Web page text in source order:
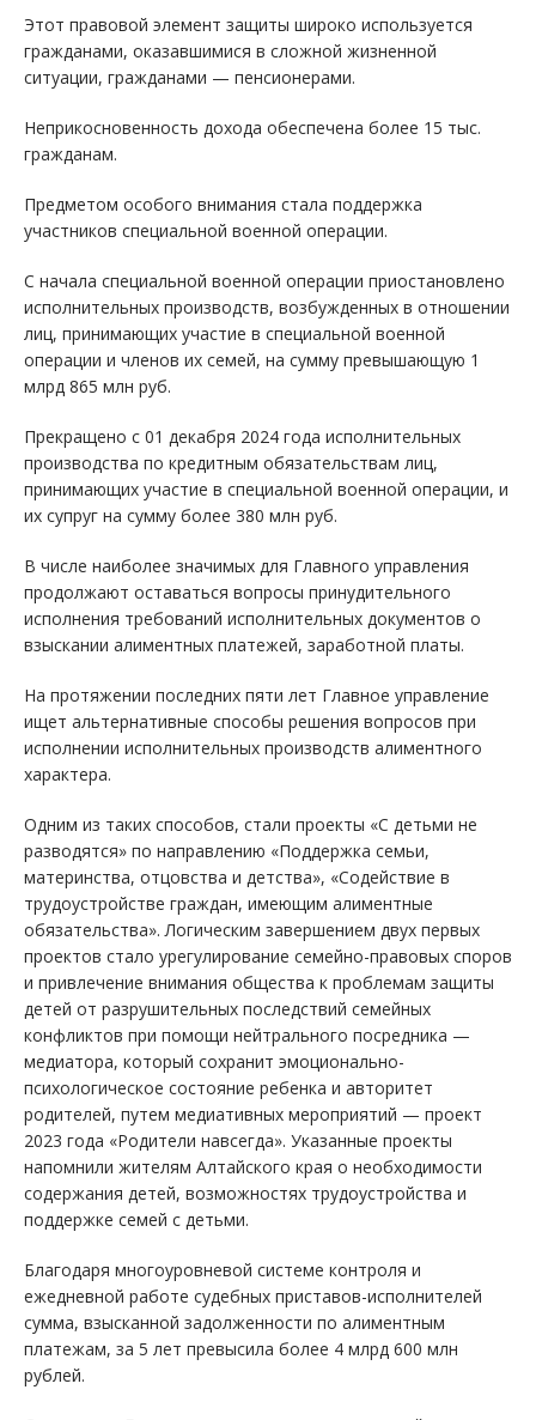
Этот правовой элемент защиты широко используется
гражданами, оказавшимися в сложной жизненной
ситуации, гражданами — пенсионерами.
Неприкосновенность дохода обеспечена более 15 тыс.
гражданам.
Предметом особого внимания стала поддержка
участников специальной военной операции.
С начала специальной военной операции приостановлено
исполнительных производств, возбужденных в отношении
лиц, принимающих участие в специальной военной
операции и членов их семей, на сумму превышающую 1
млрд 865 млн руб.
Прекращено с 01 декабря 2024 года исполнительных
производства по кредитным обязательствам лиц,
принимающих участие в специальной военной операции, и
их супруг на сумму более 380 млн руб.
В числе наиболее значимых для Главного управления
продолжают оставаться вопросы принудительного
исполнения требований исполнительных документов о
взыскании алиментных платежей, заработной платы.
На протяжении последних пяти лет Главное управление
ищет альтернативные способы решения вопросов при
исполнении исполнительных производств алиментного
характера.
Одним из таких способов, стали проекты «С детьми не
разводятся» по направлению «Поддержка семьи,
материнства, отцовства и детства», «Содействие в
трудоустройстве граждан, имеющим алиментные
обязательства». Логическим завершением двух первых
проектов стало урегулирование семейно-правовых споров
и привлечение внимания общества к проблемам защиты
детей от разрушительных последствий семейных
конфликтов при помощи нейтрального посредника —
медиатора, который сохранит эмоционально-
психологическое состояние ребенка и авторитет
родителей, путем медиативных мероприятий — проект
2023 года «Родители навсегда». Указанные проекты
напомнили жителям Алтайского края о необходимости
содержания детей, возможностях трудоустройства и
поддержке семей с детьми.
Благодаря многоуровневой системе контроля и
ежедневной работе судебных приставов-исполнителей
сумма, взысканной задолженности по алиментным
платежам, за 5 лет превысила более 4 млрд 600 млн
рублей.